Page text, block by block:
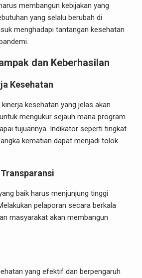
membangun kebijakan yang
yang selalu berubah di
menghadapi tantangan kesehatan
dan Keberhasilan
Kesehatan
kesehatan yang jelas akan
mengukur sejauh mana program
tujuannya. Indikator seperti tingkat
kematian dapat menjadi tolok
baik harus menjunjung tinggi
pelaporan secara berkala
masyarakat akan membangun
yang efektif dan berpengaruh